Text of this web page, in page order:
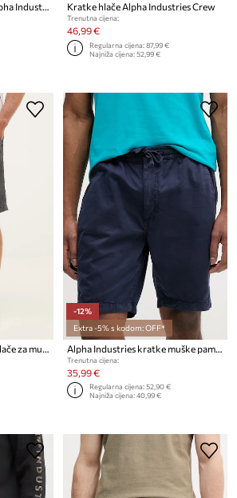
Pamučne kratke hlače Alpha Industries Kratke hlače Alpha Industries Crew
Trenutna cijena:
46,99 €
Regularna cijena:87,99 €
Najniža cijena:52,99 €
Alpha Industries kratke hlače za muškarce od pamuka Basic Cotton Shorts
-12%
Extra -5% s kodom: OFF*
Alpha Industries kratke muške pamučne hlače Basic Cotton Shorts
Trenutna cijena:
35,99 €
Regularna cijena:52,90 €
Najniža cijena:40,99 €